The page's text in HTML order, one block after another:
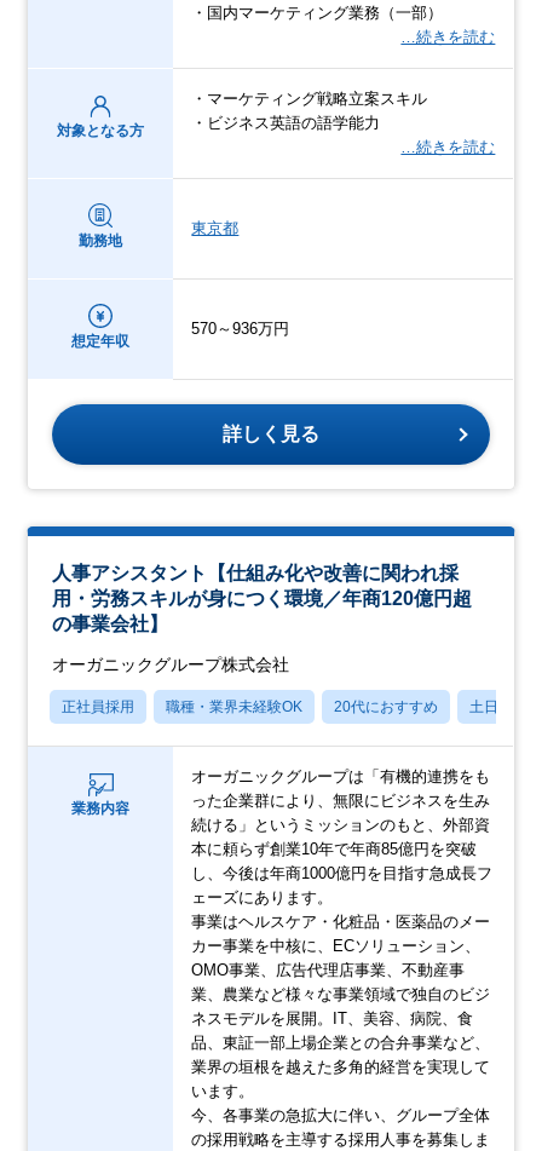
・国内マーケティング業務（一部）
…続きを読む
対象となる方
・マーケティング戦略立案スキル
・ビジネス英語の語学能力
…続きを読む
勤務地
東京都
想定年収
570～936万円
詳しく見る
人事アシスタント【仕組み化や改善に関われ採
用・労務スキルが身につく環境／年商120億円超
の事業会社】
オーガニックグループ株式会社
正社員採用 職種・業界未経験OK 20代におすすめ 土日祝休み
業務内容
オーガニックグループは「有機的連携をも
った企業群により、無限にビジネスを生み
続ける」というミッションのもと、外部資
本に頼らず創業10年で年商85億円を突破
し、今後は年商1000億円を目指す急成長フ
ェーズにあります。
事業はヘルスケア・化粧品・医薬品のメー
カー事業を中核に、ECソリューション、
OMO事業、広告代理店事業、不動産事
業、農業など様々な事業領域で独自のビジ
ネスモデルを展開。IT、美容、病院、食
品、東証一部上場企業との合弁事業など、
業界の垣根を越えた多角的経営を実現して
います。
今、各事業の急拡大に伴い、グループ全体
の採用戦略を主導する採用人事を募集しま